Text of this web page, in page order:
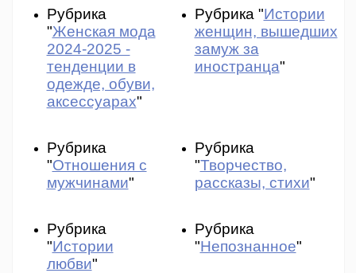
Рубрика
"Женская мода
2024-2025 -
тенденции в
одежде, обуви,
аксессуарах"
Рубрика "Истории
женщин, вышедших
замуж за
иностранца"
Рубрика
"Отношения с
мужчинами"
Рубрика
"Творчество,
рассказы, стихи"
Рубрика
"Истории
любви"
Рубрика
"Непознанное"